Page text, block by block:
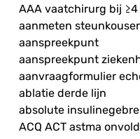
AAA vaatchirurg bij ≥4
aanmeten
aanspreekpunt
aanspreekpunt
aanvraagformulier
ablatie derde lijn
absolute
ACQ ACT astma